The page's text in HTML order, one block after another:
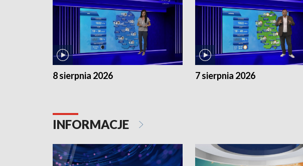
8 sierpnia 2026 7 sierpnia 2026
INFORMACJE